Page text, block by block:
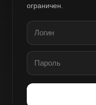
ограничен.